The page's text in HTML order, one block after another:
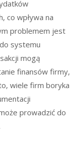
co wpływa na
problemem jest
systemu
mogą
finansów firmy,
wiele firm boryka
prowadzić do